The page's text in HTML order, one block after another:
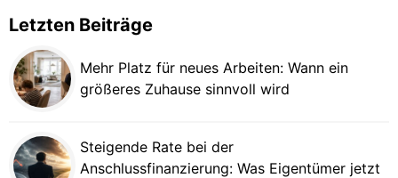
Letzten Beiträge
Mehr Platz für neues Arbeiten: Wann ein
größeres Zuhause sinnvoll wird
Steigende Rate bei der
Anschlussfinanzierung: Was Eigentümer jetzt